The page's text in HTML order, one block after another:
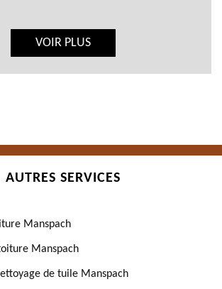
VOIR PLUS
AUTRES SERVICES
Manspach
Manspach
de tuile Manspach